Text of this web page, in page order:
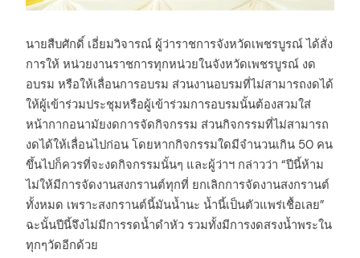
นายสืบศักดิ์ เอี่ยมวิจารณ์ ผู้ว่าราชการจังหวัดเพชรบูรณ์ ได้สั่ง
การให้ หน่วยงานราชการทุกหน่วยในจังหวัดเพชรบูรณ์ งด
อบรม หรือให้เลื่อนการอบรม ส่วนงานอบรมที่ไม่สามารถงดได้
ให้ผู้เข้าร่วมประชุมหรือผู้เข้าร่วมการอบรมนั้นต้องสวมใส่
หน้ากากอนามัยงดการจัดกิจกรรม ส่วนกิจกรรมที่ไม่สามารถ
งดได้ให้เลื่อนไปก่อน โดยหากกิจกรรมใดมีจำนวนเกิน 50 คน
ขึ้นไปก็ควรที่จะงดกิจกรรมนั้นๆ และผู้ว่าฯ กล่าวว่า “ปีนี้ห้าม
ไม่ให้มีการจัดงานสงกรานต์ทุกที่ ยกเลิกการจัดงานสงกรานต์
ทั้งหมด เพราะสงกรานต์นี้มันน้ำนะ น้ำนี้เป็นตัวแพร่เชื้อเลย”
ฉะนั้นปีนี้จึงไม่มีการรดน้ำดำหัว รวมทั้งมีการงดสรงน้ำพระใน
ทุกๆวัดอีกด้วย